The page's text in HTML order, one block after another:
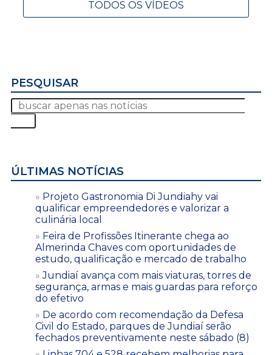
TODOS OS VÍDEOS
PESQUISAR
ÚLTIMAS NOTÍCIAS
Projeto Gastronomia Di Jundiahy vai
qualificar empreendedores e valorizar a
culinária local
Feira de Profissões Itinerante chega ao
Almerinda Chaves com oportunidades de
estudo, qualificação e mercado de trabalho
Jundiaí avança com mais viaturas, torres de
segurança, armas e mais guardas para reforço
do efetivo
De acordo com recomendação da Defesa
Civil do Estado, parques de Jundiaí serão
fechados preventivamente neste sábado (8)